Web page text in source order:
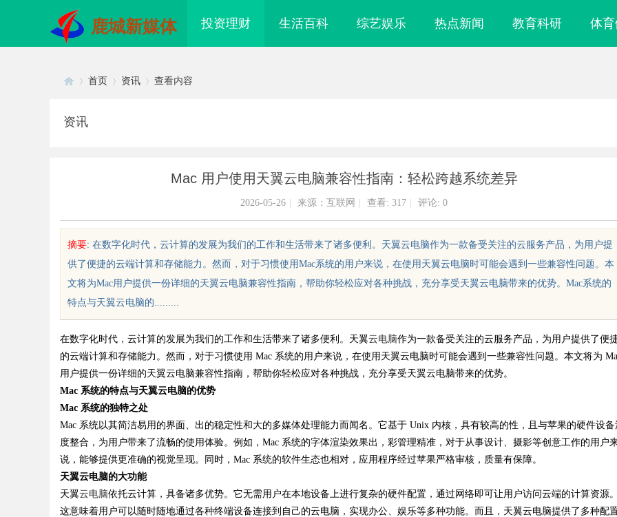
鹿城新媒体 投资理财 生活百科 综艺娱乐 热点新闻 教育科研 体
首页 资讯 查看内容
资讯
Mac 用户使用天翼云电脑兼容性指南：轻松跨越系统差异
2026-05-26 来源：互联网 查看: 317 评论: 0
摘要: 在数字化时代，云计算的发展为我们的工作和生活带来了诸多便利。天翼云电脑作为一款备受关注的云服务产品，为用户提
供了便捷的云端计算和存储能力。然而，对于习惯使用Mac系统的用户来说，在使用天翼云电脑时可能会遇到一些兼容性问题。本
文将为Mac用户提供一份详细的天翼云电脑兼容性指南，帮助你轻松应对各种挑战，充分享受天翼云电脑带来的优势。Mac系统的
特点与天翼云电脑的.........
在数字化时代，云计算的发展为我们的工作和生活带来了诸多便利。天翼云电脑作为一款备受关注的云服务产品，为用户提供了便
的云端计算和存储能力。然而，对于习惯使用 Mac 系统的用户来说，在使用天翼云电脑时可能会遇到一些兼容性问题。本文将为
用户提供一份详细的天翼云电脑兼容性指南，帮助你轻松应对各种挑战，充分享受天翼云电脑带来的优势。
Mac 系统的特点与天翼云电脑的优势
Mac 系统的独特之处
Mac 系统以其简洁易用的界面、出的稳定性和大的多媒体处理能力而闻名。它基于 Unix 内核，具有较高的性，且与苹果的硬件设备
度整合，为用户带来了流畅的使用体验。例如，Mac 系统的字体渲染效果出，彩管理精准，对于从事设计、摄影等创意工作的用户
说，能够提供更准确的视觉呈现。同时，Mac 系统的软件生态也相对，应用程序经过苹果严格审核，质量有保障。
天翼云电脑的大功能
天翼云电脑依托云计算，具备诸多优势。它无需用户在本地设备上进行复杂的硬件配置，通过网络即可让用户访问云端的计算资源。
这意味着用户可以随时随地通过各种终端设备连接到自己的云电脑，实现办公、娱乐等多种功能。而且，天翼云电脑提供了多种配
武汉配眼镜 上海配眼镜
师在跨境维权中的战略支点